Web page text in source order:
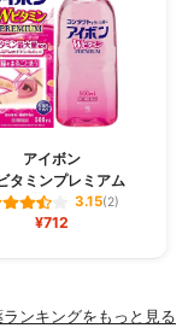
アイボン
タミンプレミアム
3.15(2)
¥712
ンキングをもっと見る